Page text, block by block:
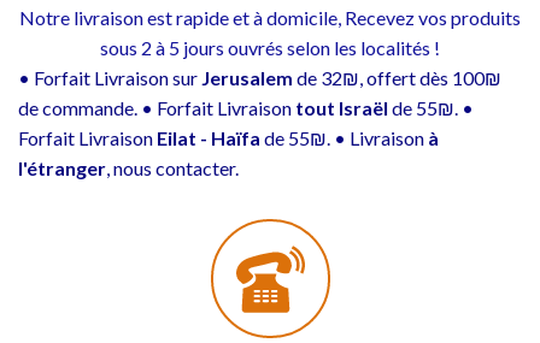
Notre livraison est rapide et à domicile, Recevez vos produits
sous 2 à 5 jours ouvrés selon les localités !
• Forfait Livraison sur Jerusalem de 32₪, offert dès 100₪
de commande. • Forfait Livraison tout Israël de 55₪. •
Forfait Livraison Eilat - Haïfa de 55₪. • Livraison à
l'étranger, nous contacter.